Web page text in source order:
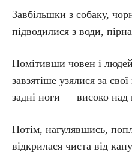
Завбільшки з собаку,
підводилися з води,
Помітивши човен і
завзятіше узялися за
задні ноги — високо
Потім, нагулявшись,
відкрилася чиста від